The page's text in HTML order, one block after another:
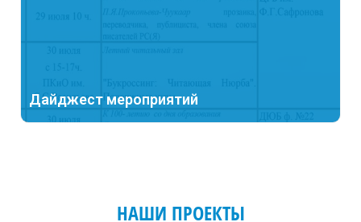
Дайджест мероприятий
НАШИ ПРОЕКТЫ